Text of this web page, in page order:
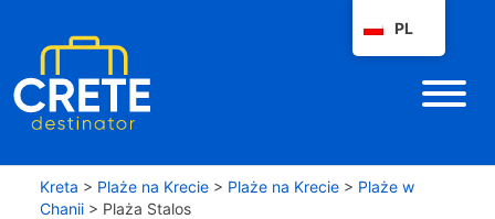
Kreta > Plaże na Krecie > Plaże na Krecie > Plaże w
Chanii > Plaża Stalos
PL